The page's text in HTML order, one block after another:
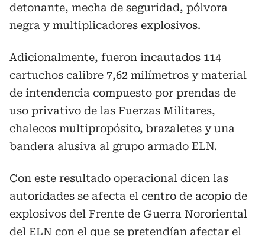
detonante, mecha de seguridad, pólvora
negra y multiplicadores explosivos.
Adicionalmente, fueron incautados 114
cartuchos calibre 7,62 milímetros y material
de intendencia compuesto por prendas de
uso privativo de las Fuerzas Militares,
chalecos multipropósito, brazaletes y una
bandera alusiva al grupo armado ELN.
Con este resultado operacional dicen las
autoridades se afecta el centro de acopio de
explosivos del Frente de Guerra Nororiental
del ELN con el que se pretendían afectar el